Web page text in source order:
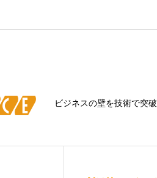
ビジネスの壁を技術で突破